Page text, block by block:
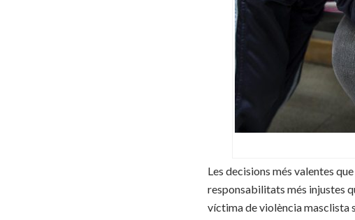
Les decisions més valentes
responsabilitats més injustes
víctima de violència masclista